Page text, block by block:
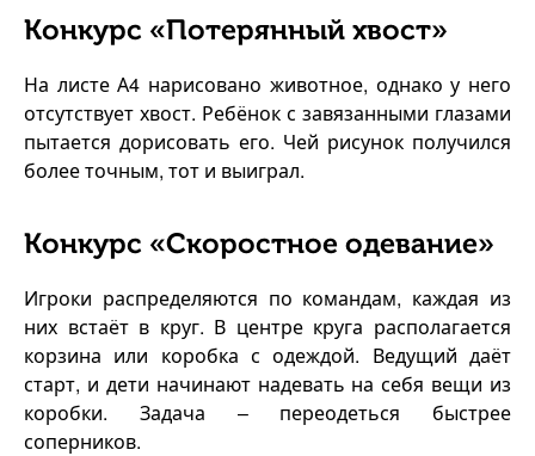
Конкурс «Потерянный хвост»
На листе А4 нарисовано животное, однако у него
отсутствует хвост. Ребёнок с завязанными глазами
пытается дорисовать его. Чей рисунок получился
более точным, тот и выиграл.
Конкурс «Скоростное одевание»
Игроки распределяются по командам, каждая из
них встаёт в круг. В центре круга располагается
корзина или коробка с одеждой. Ведущий даёт
старт, и дети начинают надевать на себя вещи из
коробки. Задача – переодеться быстрее
соперников.